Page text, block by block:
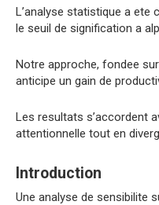
L’analyse statistique a ete
le seuil de signification a
Notre approche, fondee
anticipe un gain de
Les resultats s’accordent
attentionnelle tout en
Introduction
Une analyse de sensibilite